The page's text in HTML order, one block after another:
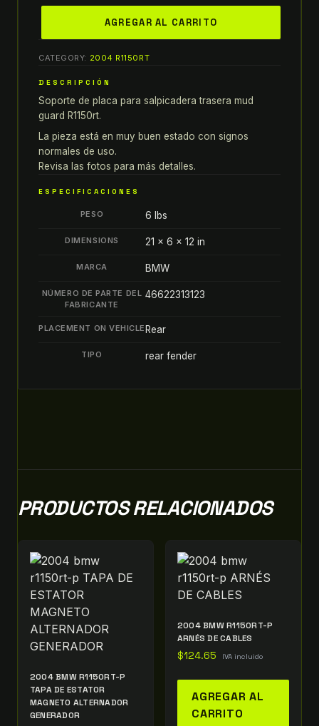
SALPICADERA
TRASERA
MUD
GUARD
soporte
de
placa
AGREGAR AL CARRITO
CATEGORY: 2004 R1150RT
DESCRIPCIÓN
Soporte de placa para salpicadera trasera mud
guard R1150rt.
La pieza está en muy buen estado con signos
normales de uso.
Revisa las fotos para más detalles.
ESPECIFICACIONES
PESO 6 lbs
DIMENSIONS 21 × 6 × 12 in
MARCA BMW
NÚMERO DE PARTE DEL
FABRICANTE
46622313123
PLACEMENT ON VEHICLE Rear
TIPO rear fender
PRODUCTOS RELACIONADOS
2004 BMW R1150RT-P
TAPA DE ESTATOR
MAGNETO ALTERNADOR
GENERADOR
2004 BMW R1150RT-P
ARNÉS DE CABLES
$124.65 IVA incluido
AGREGAR AL
CARRITO